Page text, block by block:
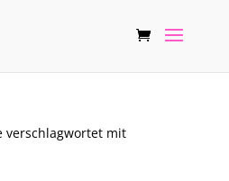
verschlagwortet mit